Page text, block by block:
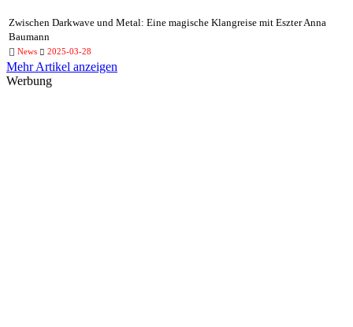
Zwischen Darkwave und Metal: Eine magische Klangreise mit Eszter Anna
Baumann
News 2025-03-28
Mehr Artikel anzeigen
Werbung